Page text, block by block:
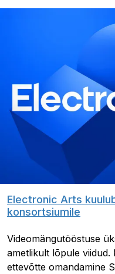
Electronic Arts
konsortsiumile
Videomängutööstuse
ametlikult lõpule
ettevõtte omandamine